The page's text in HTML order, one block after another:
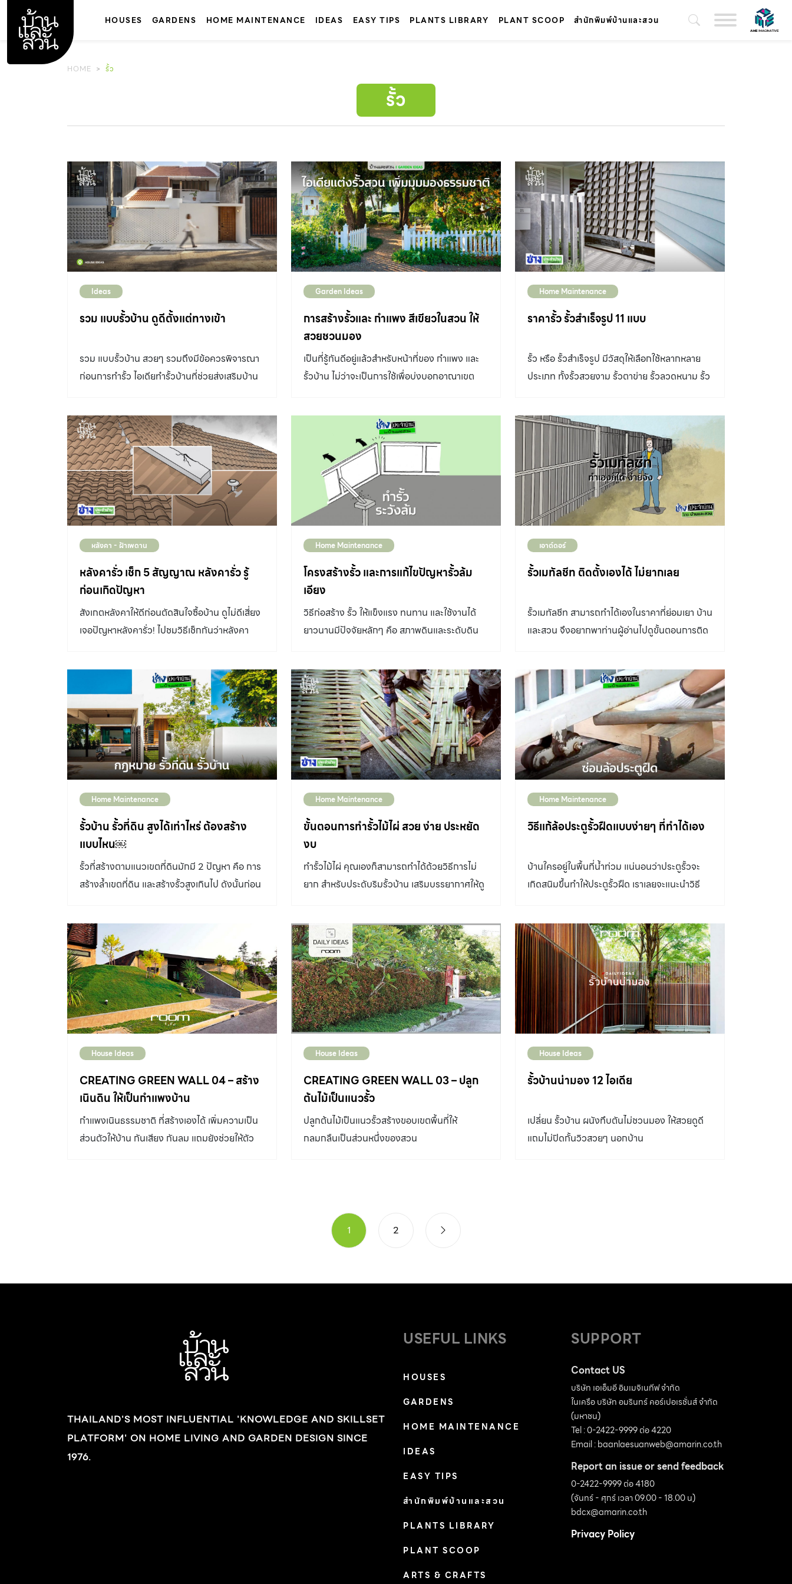
content
HOUSES GARDENS HOME MAINTENANCE IDEAS EASY TIPS PLANTS LIBRARY PLANT SCOOP สำนักพิมพ์บ้านและสวน
HOME รั้ว
รั้ว
Ideas
รวม แบบรั้วบ้าน ดูดีตั้งแต่ทางเข้า
รวม แบบรั้วบ้าน สวยๆ รวมถึงมีข้อควรพิจารณา
ก่อนการทำรั้ว ไอเดียทำรั้วบ้านที่ช่วยส่งเสริมบ้าน
Garden Ideas
การสร้างรั้วและ กำแพง สีเขียวในสวน ให้
สวยชวนมอง
เป็นที่รู้กันดีอยู่แล้วสำหรับหน้าที่ของ กำแพง และ
รั้วบ้าน ไม่ว่าจะเป็นการใช้เพื่อบ่งบอกอาณาเขต
Home Maintenance
ราคารั้ว รั้วสำเร็จรูป 11 แบบ
รั้ว หรือ รั้วสำเร็จรูป มีวัสดุให้เลือกใช้หลากหลาย
ประเภท ทั้งรั้วสวยงาม รั้วตาข่าย รั้วลวดหนาม รั้ว
ยาวรอบรูปที่ดิน การทำรั้วก่อนอื่นเราต้องทราบ
ความยาวรอบรูปที่ดินว่ายาวกี่เมตร หลังจากนั้น
กำหนดบริเวณทางเข้าของบ้านหรือสวน จุดนั้นจะ
เป็นประตูทางเข้า-ออก จะใช้วัสดุและวิธีการติดตั้ง
แตกต่างกันจากรั้วโดยรอบ ส่วนใหญ่ประตูทาง
เข้า-ออกกำหนดไว้ที่ไม่ต่ำกว่า 5-6 เมตร รั้ว
สำเร็จรูป การประเมินราคาแบบง่ายเบื้องต้น เมื่อ
เราได้ข้อมูลขั้นพื้นฐานแล้ว ให้นำความยาวรอบรูป
ส่วนรั้ว คูณกับค่าวัสดุรั้วที่เลือกใช้ วัสดุสิ้นเปลือง
น้อย เพื่อป้องกันสินค้าชำรุดเสียหายระหว่าง
ก่อสร้าง และที่สำคัญอย่าลืมเผื่อ “ค่าขนส่งวัสดุ”
เพราะส่วนใหญ่ไม่ได้เอาค่าขนส่งมาคิดร่วมด้วย
มาสรุปการคำนวณคร่าว ๆ กันอีกครั้ง ความยาว
รอบรูป (เมตร) (หักส่วนทางเข้า-ออก) X (ค่า
วัสดุ+ค่าแรง+ค่าขนส่ง) = งบประมาณทำรั้ว
ประเภทรั้วและราคา ปัจจุบันในท้องตลาดมีวัสดุรั้ว
ให้เลือกใช้มากมาย ทั้งทำจากคอนกรีต เหล็ก ลวด
หนาม ไม้ เป็นต้น เรามีแนะนำวัสดุทำรั้ว ดังนี้ 1.รั้ว
เหล็กสำเร็จรูป KASSA […]
หลังคา - ฝ้าเพดาน
หลังคารั่ว เช็ก 5 สัญญาณ หลังคารั่ว รู้
ก่อนเกิดปัญหา
สังเกตหลังคาให้ดีก่อนตัดสินใจซื้อบ้าน ดูไม่ดีเสี่ยง
เจอปัญหาหลังคารั่ว! ไปชมวิธีเช็กกันว่าหลังคา
บ่อยครั้งปัญหาเหล่านี้มักจะแสดงอาการหรือมีท่าที
ที่จะเกิดปัญหา ทั้งบ้านสร้างใหม่และบ้านมือสอง มา
ดูวิธีเช็กหลังคาก่อนซื้อกันดีกว่า เพื่อป้องกัน
ปัญหารั่วซ้ำซากที่อาจเกิดขึ้น อาการที่มักเกิดขึ้น
กับหลังคา 1. รอยต่อสันหลังคาดูไม่เรียบร้อย มัก
เกิดบริเวณรอยต่อสันหลังคาที่ไม่แนบสนิท เกิดจาก
การติดตั้งที่ไม่ได้มาตรฐาน ทำให้เกิดช่องว่าง
ระหว่างกระเบื้องหลังคาในบริเวณครอบสันและ
ตะเข้สัน ทำให้น้ำสามารถย้อนกลับเข้าไปใต้หลังคา
ได้ ซึ่งถ้าหากว่าในจุดนี้ดูไม่เรียบร้อยแล้ว แม้ว่าวัน
แรกๆจะไม่มีปัญหา แต่อายุการใช้งานก็จะไม่ยาว
อย่างแน่นอน 2. หลังคาแอ่นเพราะโครงสร้างไม่ได้
มาตรฐาน สังเกตได้จากลักษณะโค้งแอ่นท้องช้าง
ได้ระดับ หรือโครงสร้างรับน้ำหนักแผ่นกระเบื้องไม่
ได้ เป็นผลให้ผืนหลังคาไม่เป็นระนาบเดียวกัน อันจะ
นำมาซึ่งปัญหาการ หลังคารั่ว ได้ในที่สุด 3.
กระเบื้องหลังคาไม่ต่อเนื่องเป็นแนวเดียวกัน
กระเบื้องหลังคาโย้ไปโย้มาไม่เป็นแนวเดียวกัน เกิด
จากการติดตั้งหลังคาที่ไม่ได้มาตรฐาน และการติด
ตั้งแปหลังคาที่ไม่เท่ากัน เมื่อมุงกระเบื้องลงไปจึง
ทำให้กระเบื้องหลังคาไม่ต่อเนื่องเป็นแนวเดียวกัน
อาการนี้ก็จะนำมาซึ่งปัญหาการรั่วซึมได้เช่นกัน 4.
รอยยึดและสกรูดูไม่เรียบร้อย บ้างก็สึกกร่อน บ้างก็
อาการเหล่านี้นานวันไปจะกลายเป็นจุดให้เกิดการรั่ว
ซึมได้ จากจุดเล็กๆก็จะกลายเป็นปัญหาใหญ่ในที่สุด
Home Maintenance
โครงสร้างรั้ว และการแก้ไขปัญหารั้วล้ม
เอียง
วิธีก่อสร้าง รั้ว ให้แข็งแรง ทนทาน และใช้งานได้
ยาวนานมีปัจจัยหลักๆ คือ สภาพดินและระดับดิน
ระดับดินของเราและเพื่อนบ้านสูงเท่ากัน และทำเป็น
รั้วร่วมโดยแชร์ค่าใช้จ่ายกัน โดยสร้างทับแนวเขต
ที่ดิน สามารถใช้เสาเข็มต้นเดียวกันในฐานรากแต่ละ
อันได้ เป็นวิธีที่ประหยัดที่สุดและ รั้ว มีความสมดุล
เพราะแรงดันของดินทั้งสองฝั่งเท่ากัน 2. ระดับดิน
แตกต่างกันไม่เกิน 60 เซนติเมตร ถ้าระดับดินแตก
ต่างกันไม่เกิน 60 เซนติเมตร หรือกรณีทำ
โครงสร้างรั้วอยู่ในเขตที่ดินของเรา โครงสร้างเช่น
นี้ไม่สมดุลเหมือนกรณีแรก จึงต้องออกแบบเป็น
ฐานรากแบบตีนเป็ด (ยื่นเข้ามาในที่ดินของเราเพียง
ฝั่งเดียว) 3. ระดับดินแตกต่างกันมากกว่า 70
เซนติเมตร ถ้าระดับดินแตกต่างกันมากกว่า 70
กำแพงเอนล้มไปด้านที่ระดับดินต่ำกว่า อีกทั้งต้อง
ออกแบบกำแพงกันดินทลายออกสู่ภายนอกด้วย
สาเหตุและการแก้ไขกำแพง รั้ว เอียง 1. ก่อสร้างผิด
วิธี หากการก่อสร้างไม่เหมาะสมกับสภาพที่ดินนั้นๆ
เช่น การสร้างรั้วรอบที่ดินซึ่งมีระดับความสูง-ต่ำ
ต่างกับที่ดินข้างเคียงมาก ถ้าช่างนำแบบก่อสร้าง
สำหรับรั้วทั่วไป (รั้วสำหรับที่ดินสองฝั่งสูงเท่ากัน)
มาใช้งาน ก็จะทำให้รั้วเกิดอาการเอียงหรือแบะออก
อย่างแน่นอน การแก้ไข ควรทำคานดึงรั้งที่เรียกว่า
[…]
เอาต์ดอร์
รั้วเมทัลชีท ติดตั้งเองได้ ไม่ยากเลย
รั้วเมทัลชีท สามารถทำได้เองในราคาที่ย่อมเยา บ้าน
และสวน จึงอยากพาท่านผู้อ่านไปดูขั้นตอนการติด
รีดลอน ก่อสร้างได้ง่าย เพียงแค่ยิงสกรูยึดติดกับ
แปโลหะที่ยึดติดกับเสาปูนสำเร็จอีกทีก็เรียบร้อย มี
ความทนทานกว่ารั้วไม้และไม้ไผ่ ราคาย่อมเยากว่า
รั้วทึบประเภทอื่นๆ(ไม่รวมถึงรั้วลวดหนาม) เป็น
มิตรกว่ารั้วลวดหนาม ข้อเสีย บุบได้ง่ายหากมีแรง
มากระทำกับรั่ว อาจขึ้นสนิมบ้าง แต่ไม่ทำความเสีย
หายใดๆกับตัวรั้ว อุปกรณ์ที่จำเป็นสำหรับการทำ
รั้วเมทัลชีท ด้วยตัวเอง เสาปูน แบบมีฐาน หรือที่
เรียกว่า เสาตีนช้าง สำหรับความยาวนั้นให้เลือกเอา
ต้องการให้พ้นหัวที่ 1.8 เมตร ก็ซื้อเสา 4″ ความยาว
2.8 เมตรเป็นต้น แผ่นเมทัลชีท แน่นอนที่สุดที่เมื่อ
ต้องการทำรั้วเมทัลชีทแล้วจะไม่มีเมทัลชีทได้
ให้ร้านตัดมาให้เลย แปเหล็ก ทำหน้าที่เป็นจุดเชื่อม
ระหว่างเสากับแผ่นเมทัลชีทโดยยิงสกรูติดแปเข้า
กับเสาแล้วยิงสกรูติดแผ่นเมทัลชีทติดกับแปอีกที
เป็นอันเสร็จ ขั้นตอนการทำรั้วเมทัลชีตด้วยตัวเอง
เราสามารถกำหนดแนวติดตั้ง รั้วเมทัลชีท ได้โดยดู
หมุดเขตที่ดิน แล้วปักเอ็นเพื่อกำหนดแนว โดยทั่วไป
แล้วจะกำหนดให้เสาแต่ละต้นห่างกัน 2.5 เมตร อาจ
เฉลี่ยความห่างได้ตามความสวยงาม ทำการขุดดิน
ในจุดที่กำหนดไว้เพื่อตั้งเสา ความลึกประมาณ 1
Home Maintenance
รั้วบ้าน รั้วที่ดิน สูงได้เท่าไหร่ ต้องสร้าง
แบบไหน￼
รั้วที่สร้างตามแนวเขตที่ดินมักมี 2 ปัญหา คือ การ
สร้างล้ำเขตที่ดิน และสร้างรั้วสูงเกินไป ดังนั้นก่อน
เพื่อผลประโยชน์ของตัวเอง 1.รั้วที่ดิน รั้วบ้าน ต้อง
ไม่ล้ำเขตที่ดิน รั้วที่ดิน รั้วบ้าน ต้องไม่ล้ำเขตที่ดิน
เขตที่ดินในที่นี้คือทั้งใต้ดินและบนอากาศ ดังนั้นทั้ง
โครงสร้างฐานราก และส่วนต่างๆของรั้วต้องไม่
เกินเขตที่ดิน จึงนิยมทำฐานรากรั้วด้วยฐานรากตีน
เป็ด และการตั้งเสารั้วไม่เอียงล้ำแนวที่ดิน หาก
พบเห็นรีบแจ้งและเจรจากับเจ้าของที่ดิน แต่ถ้า
ตกลงกันไม่ได้ให้แจ้งเจ้าหน้าที่สำนักงานที่ดินในพื้น
ที่นั้นๆ สำหรับกรณีการทำรั้วร่วมกันกับเพื่อนบ้าน
จะใช้ฐานรากปกติโดยวางโครงสร้างรั้วไว้กึ่งกลาง
เส้นแบ่งที่ดิน โดยรับผิดชอบค่าก่อสร้างและการ
ดูแลรักษาร่วมกัน 2.กฎหมายเรื่อง รั้วที่ดินรั้วบ้าน
ขออนุญาต รั้วถือเป็นสิ่งปลูกสร้าง กรณีสร้างรั้ว
ติดกับถนนหรือที่ดินสาธารณะ ต้องทำการขอ
Home Maintenance
ขั้นตอนการทำรั้วไม้ไผ่ สวย ง่าย ประหยัด
งบ
ทำรั้วไม้ไผ่ คุณเองก็สามารถทำได้ด้วยวิธีการไม่
ยาก สำหรับประดับริมรั้วบ้าน เสริมบรรยากาศให้ดู
ถิ่นที่มีจุดเด่นในเรื่องความเป็นธรรมชาติ ไม่ทึบตัน
ทำให้มองเห็นผู้คนด้านนอกที่เดินผ่านไปมา งานนี้
รับรองว่าไม่ยาก ขอแค่มีแรงบวกใจ และมีผู้ช่วยอีก
คน เมื่อทำเสร็จแล้วอาจลองปลูกไม้เลื้อยประเภท
พืชสวนครัว นอกจากเก็บผลมากินได้แล้ว ยังทำให้
รั้วของเราดูสวยงามขึ้นด้วย เครื่องมือและอุปกรณ์
ขวาน ค้อนหงอน มีดพร้า เลื่อย คีมตัดลวด ตะปู
ถุงมือผ้า ลวด ไม้ไผ่ผ่าสำเร็จ 4-5 มัด (มีขายเป็น
มัด มัดละ 50 อัน ยาวประมาณ 2 เมตร หนึ่งมัด
ราคาประมาณ 300 บาท (แล้วแต่พื้นที่) ทำได้ยาว
ประมาณ 1 เมตรเศษ) และไม้ไผ่ 2-3 ลำ (สำหรับใช้
เป็นเส้นนอนความยาว 5 เมตร) ขั้นตอนการ ทำรั้ว
Home Maintenance
วิธีแก้ล้อประตูรั้วฝืดแบบง่ายๆ ที่ทำได้เอง
บ้านใครอยู่ในพื้นที่น้ำท่วม แน่นอนว่าประตูรั้วจะ
เกิดสนิมขึ้นทำให้ประตูรั้วฝืด เราเลยจะแนะนำวิธี
House Ideas
CREATING GREEN WALL 04 – สร้าง
เนินดิน ให้เป็นกำแพงบ้าน
กำแพงเนินธรรมชาติ ที่สร้างเองได้ เพิ่มความเป็น
ส่วนตัวให้บ้าน กันเสียง กันลม แถมยังช่วยให้ตัว
House Ideas
CREATING GREEN WALL 03 – ปลูก
ต้นไม้เป็นแนวรั้ว
ปลูกต้นไม้เป็นแนวรั้วสร้างขอบเขตพื้นที่ให้
กลมกลืนเป็นส่วนหนึ่งของสวน
House Ideas
รั้วบ้านน่ามอง 12 ไอเดีย
เปลี่ยน รั้วบ้าน ผนังทึบตันไม่ชวนมอง ให้สวยดูดี
แถมไม่ปิดกั้นวิวสวยๆ นอกบ้าน
1 2
THAILAND'S MOST INFLUENTIAL 'KNOWLEDGE AND SKILLSET
PLATFORM' ON HOME LIVING AND GARDEN DESIGN SINCE
1976.
USEFUL LINKS
HOUSES
GARDENS
HOME MAINTENANCE
IDEAS
EASY TIPS
สำนักพิมพ์บ้านและสวน
PLANTS LIBRARY
PLANT SCOOP
ARTS & CRAFTS
SUPPORT
Contact US
บริษัท เอเอ็มอี อิมเมจิเนทีฟ จำกัด
ในเครือ บริษัท อมรินทร์ คอร์เปอเรชั่นส์ จำกัด
(มหาชน)
Tel : 0-2422-9999 ต่อ 4220
Email :baanlaesuanweb@amarin.co.th
Report an issue or send feedback
0-2422-9999 ต่อ 4180
(จันทร์ - ศุกร์ เวลา 09.00 - 18.00 น)
bdcx@amarin.co.th
Privacy Policy